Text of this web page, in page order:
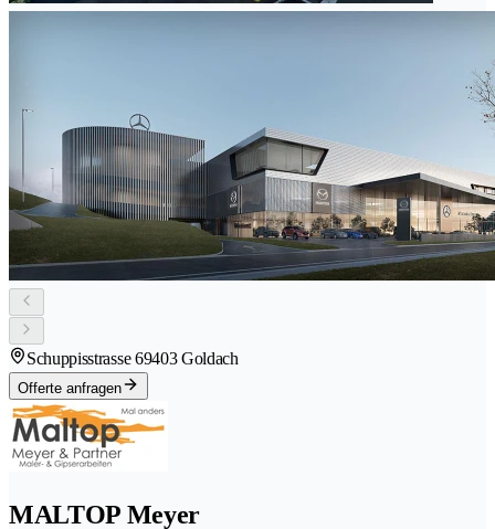
Schuppisstrasse 69403 Goldach
Offerte anfragen
MALTOP Meyer